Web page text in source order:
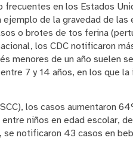
frecuentes en los Estados
ejemplo de la gravedad de
o brotes de tos ferina
los CDC notificaron
menores de un año suelen
7 y 14 años, en los que
los casos aumentaron
niños en edad escolar,
notificaron 43 casos en